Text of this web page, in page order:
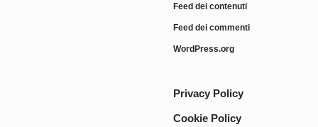
Feed dei contenuti
Feed dei commenti
WordPress.org
Privacy Policy
Cookie Policy